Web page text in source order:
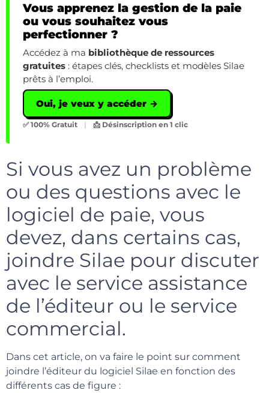
Vous apprenez la gestion de la paie
ou vous souhaitez vous
perfectionner ?
Accédez à ma bibliothèque de ressources
gratuites : étapes clés, checklists et modèles Silae
prêts à l’emploi.
Oui, je veux y accéder →
✅ 100% Gratuit | 📩 Désinscription en 1 clic
Si vous avez un problème
ou des questions avec le
logiciel de paie, vous
devez, dans certains cas,
joindre Silae pour discuter
avec le service assistance
de l’éditeur ou le service
commercial.
Dans cet article, on va faire le point sur comment
joindre l’éditeur du logiciel Silae en fonction des
différents cas de figure :